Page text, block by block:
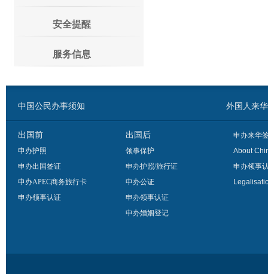
安全提醒
服务信息
中国公民办事须知 外国人来
出国前
申办护照
申办出国签证
申办APEC商务旅行卡
申办领事认证
出国后
领事保护
申办护照/旅行证
申办公证
申办领事认证
申办婚姻登记
申办来华
About
申办领事